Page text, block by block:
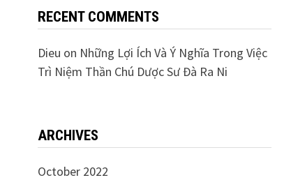
RECENT COMMENTS
Dieu on Những Lợi Ích Và Ý Nghĩa Trong Việc
Trì Niệm Thần Chú Dược Sư Đà Ra Ni
ARCHIVES
October 2022